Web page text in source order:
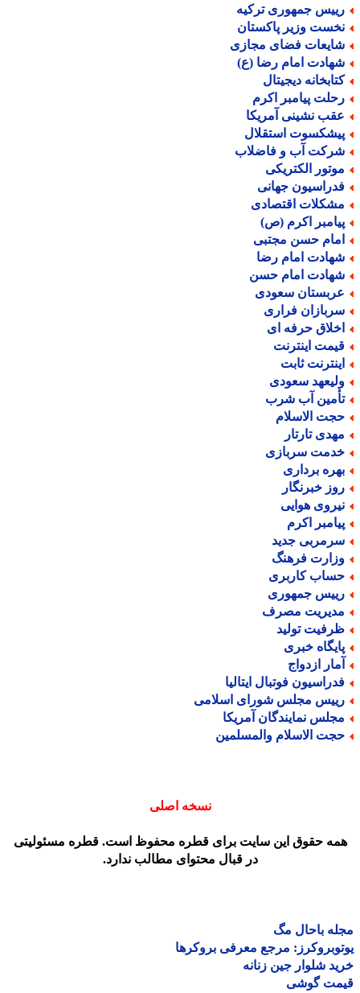
جمهوری ترکیه
وزیر پاکستان
فضای مجازی
امام رضا (ع)
دیجیتال
پیامبر اکرم
نشینی آمریکا
استقلال
آب و فاضلاب
الکتریکی
جهانی
اقتصادی
اکرم (ص)
حسن مجتبی
امام رضا
امام حسن
سعودی
فراری
حرفه ای
اینترنت
ثابت
سعودی
آب شرب
الاسلام
تارتار
سربازی
برداری
خبرنگار
هوایی
اکرم
جدید
فرهنگ
کاربری
جمهوری
مصرف
تولید
خبری
ازدواج
فوتبال ایتالیا
مجلس شورای اسلامی
نمایندگان آمریکا
الاسلام والمسلمین
نسخه اصلی
حقوق این سایت برای قطره محفوظ است. قطره مسئولیتی
در قبال محتوای مطالب ندارد.
باحال مگ
مرجع معرفی بروکرها
شلوار جین زنانه
گوشی